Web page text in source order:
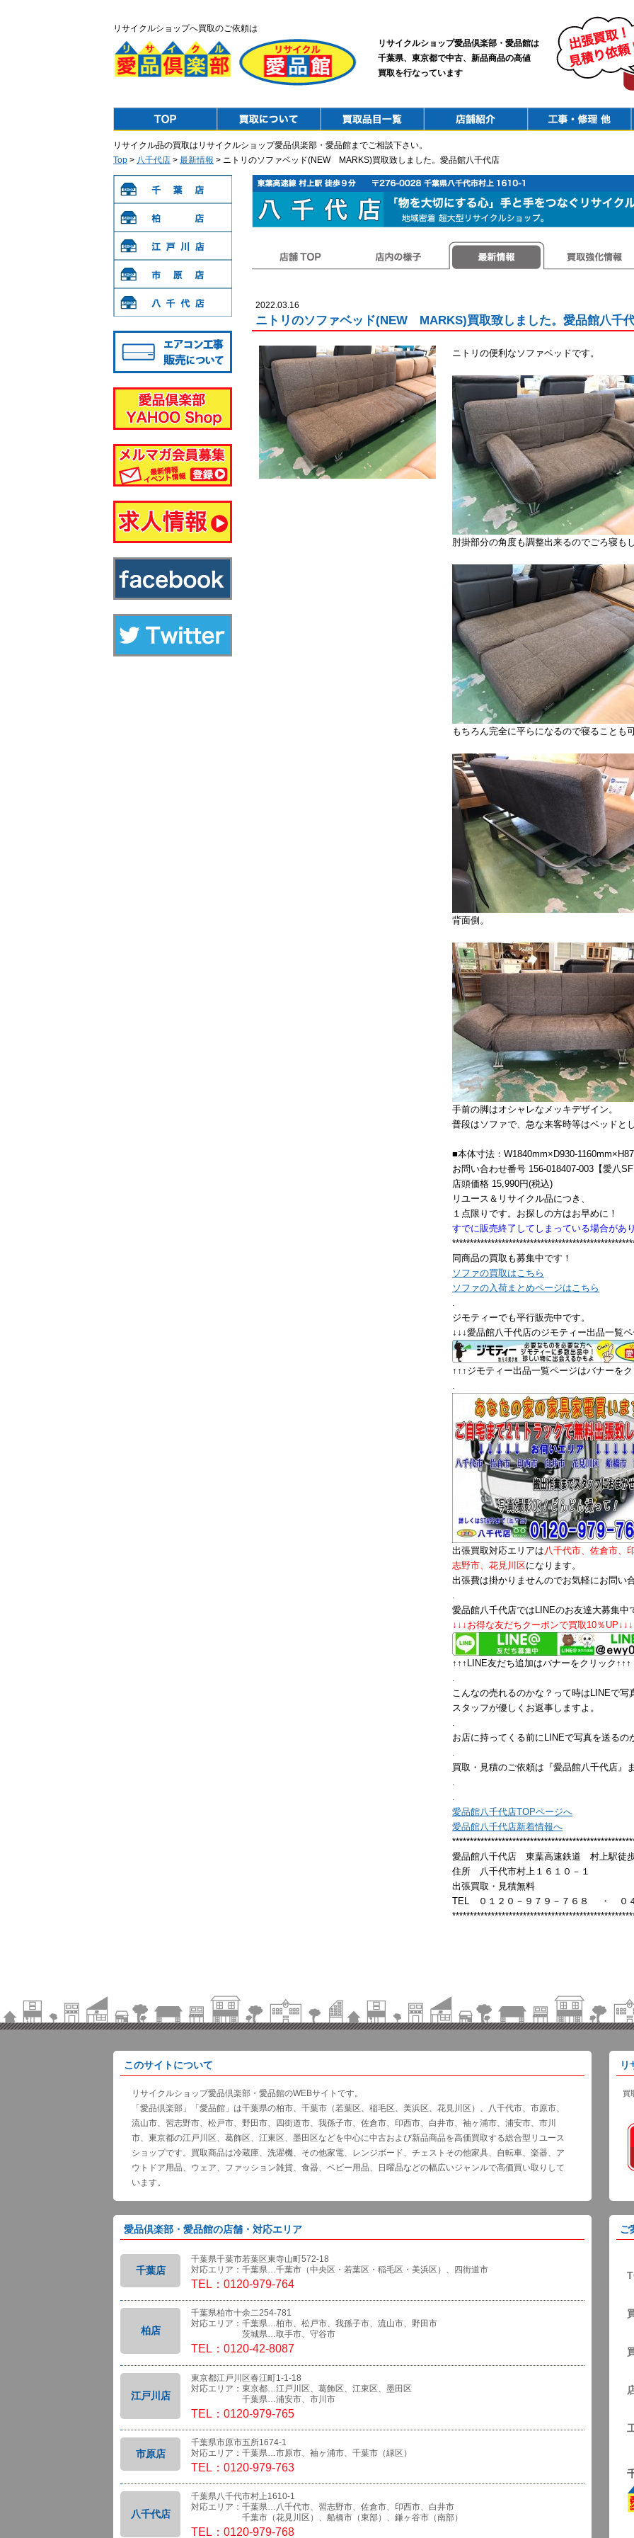
リサイクルショップへ買取のご依頼は
リサイクルショップ愛品倶楽部・愛品館は
千葉県、東京都で中古、新品商品の高値
買取を行なっています
リサイクル品の買取はリサイクルショップ愛品倶楽部・愛品館までご相談下さい。
Top > 八千代店 > 最新情報 > ニトリのソファベッド(NEW MARKS)買取致しました。愛品館八千代店
2022.03.16
ニトリのソファベッド(NEW MARKS)買取致しました。愛品館八千
ニトリの便利なソファベッドです。
肘掛部分の角度も調整出来るのでごろ寝も
もちろん完全に平らになるので寝ることも
背面側。
手前の脚はオシャレなメッキデザイン。
普段はソファで、急な来客時等はベッドと
■本体寸法：W1840mm×D930-
お問い合わせ番号 156-018407-003【愛八
店頭価格 15,990円(税込)
リユース＆リサイクル品につき、
１点限りです。お探しの方はお早めに！
すでに販売終了してしまっている場合があ
同商品の買取も募集中です！
ソファの買取はこちら
ソファの入荷まとめページはこちら
.
ジモティーでも平行販売中です。
↓↓↓愛品館八千代店のジモティー出品一覧
↑↑↑ジモティー出品一覧ページはバナーを
.
出張買取対応エリアは八千代市、佐倉市、
志野市、花見川区になります。
出張費は掛かりませんのでお気軽にお問い
.
愛品館八千代店ではLINEのお友達大募集中
↓↓↓お得な友だちクーポンで買取10％UP↓↓↓
↑↑↑LINE友だち追加はバナーをクリック↑↑↑
.
こんなの売れるのかな？って時はLINEで写
スタッフが優しくお返事しますよ。
.
お店に持ってくる前にLINEで写真を送るの
.
買取・見積のご依頼は『愛品館八千代店』
.
.
愛品館八千代店TOPページへ
愛品館八千代店新着情報へ
愛品館八千代店 東葉高速鉄道 村上駅徒
住所 八千代市村上１６１０－１
出張買取・見積無料
TEL ０１２０－９７９－７６８ ・ ０４
このサイトについて
リサイクルショップ愛品倶楽部・愛品館のWEBサイトです。
「愛品倶楽部」「愛品館」は千葉県の柏市、千葉市（若葉区、稲毛区、美浜区、花見川区）、八千代市、市原市、
流山市、習志野市、松戸市、野田市、四街道市、我孫子市、佐倉市、印西市、白井市、袖ヶ浦市、浦安市、市川
市、東京都の江戸川区、葛飾区、江東区、墨田区などを中心に中古および新品商品を高価買取する総合型リユース
ショップです。買取商品は冷蔵庫、洗濯機、その他家電、レンジボード、チェストその他家具、自転車、楽器、ア
ウトドア用品、ウェア、ファッション雑貨、食器、ベビー用品、日曜品などの幅広いジャンルで高価買い取りして
います。
リ
買
愛品倶楽部・愛品館の店舗・対応エリア
千葉店
千葉県千葉市若葉区東寺山町572-18
対応エリア：千葉県…千葉市（中央区・若葉区・稲毛区・美浜区）、四街道市
TEL：0120-979-764
柏店
千葉県柏市十余二254-781
対応エリア：千葉県…柏市、松戸市、我孫子市、流山市、野田市
茨城県…取手市、守谷市
TEL：0120-42-8087
江戸川店
東京都江戸川区春江町1-1-18
対応エリア：東京都…江戸川区、葛飾区、江東区、墨田区
千葉県…浦安市、市川市
TEL：0120-979-765
市原店
千葉県市原市五所1674-1
対応エリア：千葉県…市原市、袖ヶ浦市、千葉市（緑区）
TEL：0120-979-763
八千代店
千葉県八千代市村上1610-1
対応エリア：千葉県…八千代市、習志野市、佐倉市、印西市、白井市
千葉市（花見川区）、船橋市（東部）、鎌ヶ谷市（南部）
TEL：0120-979-768
ご